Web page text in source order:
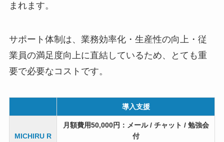
まれます。
サポート体制は、業務効率化・生産性の向上・従
業員の満足度向上に直結しているため、とても重
要で必要なコストです。
導入支援
MICHIRU R
月額費用50,000円：メール / チャット / 勉強会
付